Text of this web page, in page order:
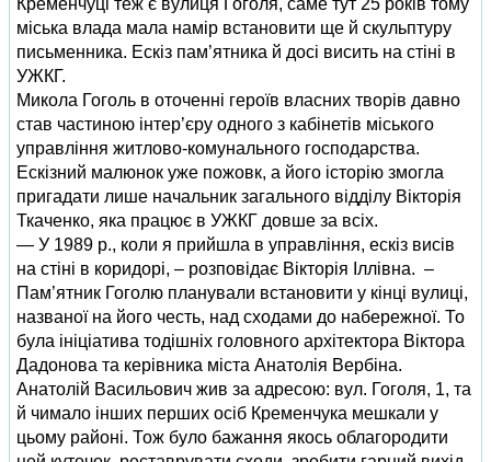
Кременчуці теж є вулиця Гоголя, саме тут 25 років тому
міська влада мала намір встановити ще й скульптуру
письменника. Ескіз пам’ятника й досі висить на стіні в
УЖКГ.
Микола Гоголь в оточенні героїв власних творів давно
став частиною інтер’єру одного з кабінетів міського
управління житлово-комунального господарства.
Ескізний малюнок уже пожовк, а його історію змогла
пригадати лише начальник загального відділу Вікторія
Ткаченко, яка працює в УЖКГ довше за всіх.
— У 1989 р., коли я прийшла в управління, ескіз висів
на стіні в коридорі, – розповідає Вікторія Іллівна. –
Пам’ятник Гоголю планували встановити у кінці вулиці,
названої на його честь, над сходами до набережної. То
була ініціатива тодішніх головного архітектора Віктора
Дадонова та керівника міста Анатолія Вербіна.
Анатолій Васильович жив за адресою: вул. Гоголя, 1, та
й чимало інших перших осіб Кременчука мешкали у
цьому районі. Тож було бажання якось облагородити